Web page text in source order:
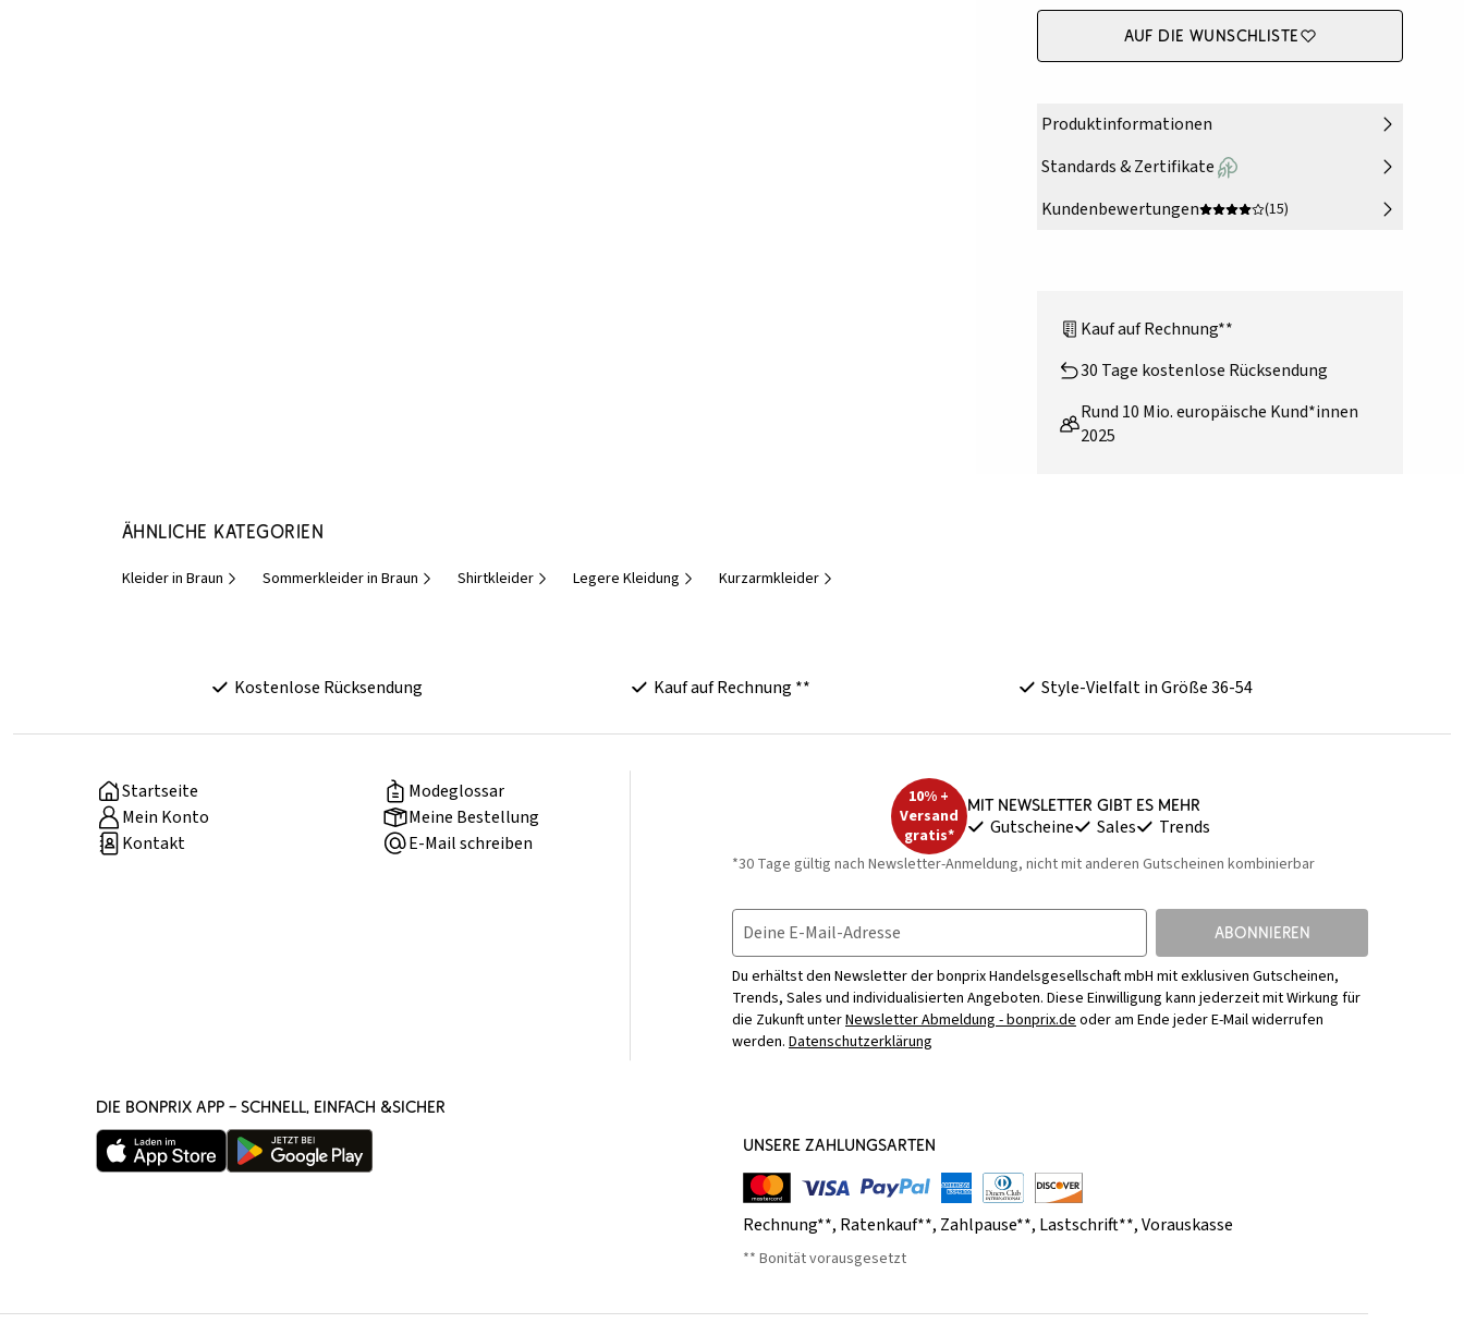
Auf die Wunschliste
Produktinformationen
Standards & Zertifikate
Kundenbewertungen
(15)
Kauf auf Rechnung**
30 Tage kostenlose Rücksendung
Rund 10 Mio. europäische Kund*innen
2025
Ähnliche Kategorien
Kleider in Braun Sommerkleider in Braun Shirtkleider Legere Kleidung Kurzarmkleider
Kostenlose Rücksendung Kauf auf Rechnung ** Style-Vielfalt in Größe 36-54
Startseite
Modeglossar
Mein Konto
Meine Bestellung
Kontakt
E-Mail schreiben
10% +
Versand
gratis*
Mit Newsletter gibt es mehr
Gutscheine Sales Trends
*30 Tage gültig nach Newsletter-Anmeldung, nicht mit anderen Gutscheinen kombinierbar
Deine E-Mail-Adresse ABONNIEREN
Du erhältst den Newsletter der bonprix Handelsgesellschaft mbH mit exklusiven Gutscheinen,
Trends, Sales und individualisierten Angeboten. Diese Einwilligung kann jederzeit mit Wirkung für
die Zukunft unterNewsletter Abmeldung - bonprix.deoder am Ende jeder E-Mail widerrufen
werden. Datenschutzerklärung
DIE BONPRIX APP – SCHNELL, EINFACH &SICHER
UNSERE ZAHLUNGSARTEN
Rechnung**, Ratenkauf**, Zahlpause**, Lastschrift**,Vorauskasse
** Bonität vorausgesetzt